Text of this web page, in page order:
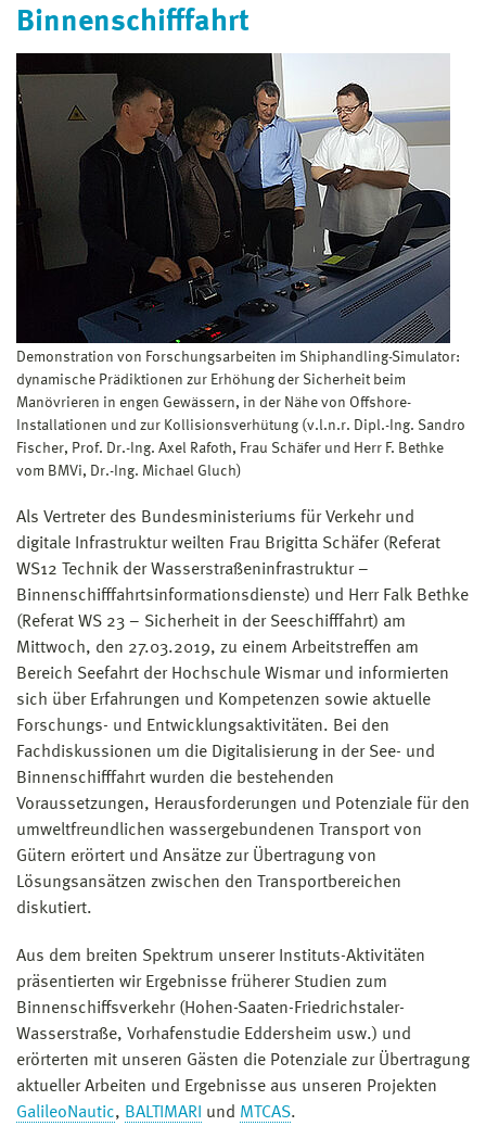
Binnenschifffahrt
Demonstration von Forschungsarbeiten im Shiphandling-Simulator:
dynamische Prädiktionen zur Erhöhung der Sicherheit beim
Manövrieren in engen Gewässern, in der Nähe von Offshore-
Installationen und zur Kollisionsverhütung (v.l.n.r. Dipl.-Ing. Sandro
Fischer, Prof. Dr.-Ing. Axel Rafoth, Frau Schäfer und Herr F. Bethke
vom BMVi, Dr.-Ing. Michael Gluch)
Als Vertreter des Bundesministeriums für Verkehr und
digitale Infrastruktur weilten Frau Brigitta Schäfer (Referat
WS12 Technik der Wasserstraßeninfrastruktur –
Binnenschifffahrtsinformationsdienste) und Herr Falk Bethke
(Referat WS 23 – Sicherheit in der Seeschifffahrt) am
Mittwoch, den 27.03.2019, zu einem Arbeitstreffen am
Bereich Seefahrt der Hochschule Wismar und informierten
sich über Erfahrungen und Kompetenzen sowie aktuelle
Forschungs- und Entwicklungsaktivitäten. Bei den
Fachdiskussionen um die Digitalisierung in der See- und
Binnenschifffahrt wurden die bestehenden
Voraussetzungen, Herausforderungen und Potenziale für den
umweltfreundlichen wassergebundenen Transport von
Gütern erörtert und Ansätze zur Übertragung von
Lösungsansätzen zwischen den Transportbereichen
diskutiert.
Aus dem breiten Spektrum unserer Instituts-Aktivitäten
präsentierten wir Ergebnisse früherer Studien zum
Binnenschiffsverkehr (Hohen-Saaten-Friedrichstaler-
Wasserstraße, Vorhafenstudie Eddersheim usw.) und
erörterten mit unseren Gästen die Potenziale zur Übertragung
aktueller Arbeiten und Ergebnisse aus unseren Projekten
GalileoNautic, BALTIMARI und MTCAS.